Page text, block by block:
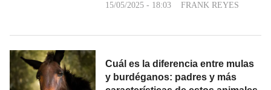
15/05/2025 - 18:03 FRANK REYES
Cuál es la diferencia entre mulas
y burdéganos: padres y más